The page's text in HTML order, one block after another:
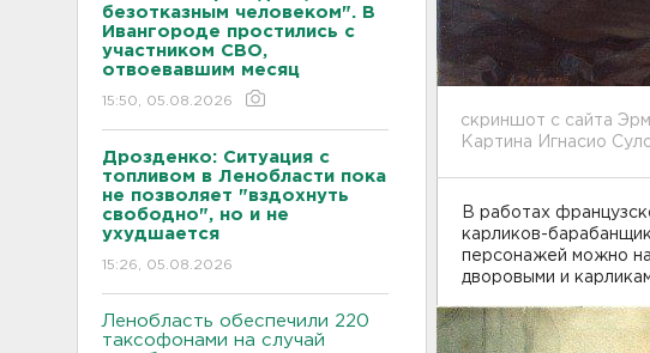
безотказным человеком". В
Ивангороде простились с
участником СВО,
отвоевавшим месяц
15:50, 05.08.2026
Дрозденко: Ситуация с
топливом в Ленобласти пока
не позволяет "вздохнуть
свободно", но и не
ухудшается
15:26, 05.08.2026
Ленобласть обеспечили 220
таксофонами на случай
скриншот с сайта
Картина Игнасио
В работах
карликов-
персонажей можно
дворовыми и